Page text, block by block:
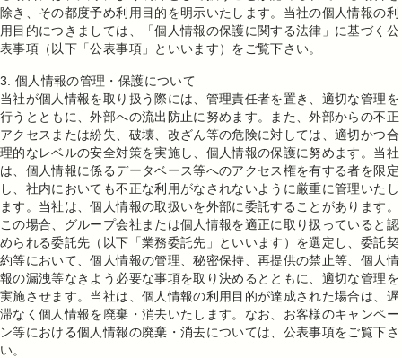
除き、その都度予め利用目的を明示いたします。当社の個人情報の利
用目的につきましては、「個人情報の保護に関する法律」に基づく公
表事項（以下「公表事項」といいます）をご覧下さい。
3. 個人情報の管理・保護について
当社が個人情報を取り扱う際には、管理責任者を置き、適切な管理を
行うとともに、外部への流出防止に努めます。また、外部からの不正
アクセスまたは紛失、破壊、改ざん等の危険に対しては、適切かつ合
理的なレベルの安全対策を実施し、個人情報の保護に努めます。当社
は、個人情報に係るデータベース等へのアクセス権を有する者を限定
し、社内においても不正な利用がなされないように厳重に管理いたし
ます。当社は、個人情報の取扱いを外部に委託することがあります。
この場合、グループ会社または個人情報を適正に取り扱っていると認
められる委託先（以下「業務委託先」といいます）を選定し、委託契
約等において、個人情報の管理、秘密保持、再提供の禁止等、個人情
報の漏洩等なきよう必要な事項を取り決めるとともに、適切な管理を
実施させます。当社は、個人情報の利用目的が達成された場合は、遅
滞なく個人情報を廃棄・消去いたします。なお、お客様のキャンペー
ン等における個人情報の廃棄・消去については、公表事項をご覧下さ
い。